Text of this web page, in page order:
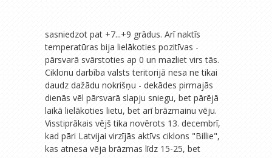
sasniedzot pat +7...+9 grādus. Arī naktīs
temperatūras bija lielākoties pozitīvas -
pārsvarā svārstoties ap 0 un mazliet virs tās.
Ciklonu darbība valsts teritorijā nesa ne tikai
daudz dažādu nokrišņu - dekādes pirmajās
dienās vēl pārsvarā slapju sniegu, bet pārējā
laikā lielākoties lietu, bet arī brāzmainu vēju.
Visstiprākais vējš tika novērots 13. decembrī,
kad pāri Latvijai virzījās aktīvs ciklons "Billie",
kas atnesa vēja brāzmas līdz 15-25, bet